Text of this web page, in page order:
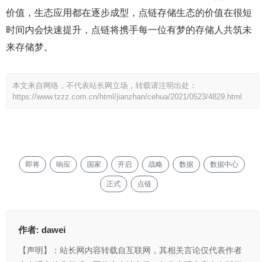
价值，生态应用都在逐步成型，点链存储生态的价值在很短
时间内会快速提升，点链将携手每一位有梦的存储人共筑未
来存储梦。
本文来自网络，不代表站长网立场，转载请注明出处：
https://www.tzzz.com.cn/html/jianzhan/cehua/2021/0523/4829.html
即将 响应 国家 开启 战略 数据 数据中心
正式 点链
作者: dawei
【声明】：站长网内容转载自互联网，其相关言论仅代表作者